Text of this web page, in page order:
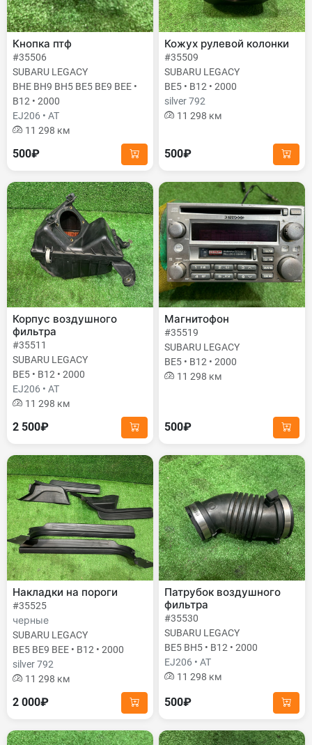
Кнопка птф
#35506
SUBARU LEGACY
BHE BH9 BH5 BE5 BE9 BEE •
B12 • 2000
EJ206 • AT
11 298 км
500₽
Кожух рулевой колонки
#35509
SUBARU LEGACY
BE5 • B12 • 2000
silver 792
11 298 км
500₽
Корпус воздушного
фильтра
#35511
SUBARU LEGACY
BE5 • B12 • 2000
EJ206 • AT
11 298 км
2 500₽
Магнитофон
#35519
SUBARU LEGACY
BE5 • B12 • 2000
11 298 км
500₽
Накладки на пороги
#35525
черные
SUBARU LEGACY
BE5 BE9 BEE • B12 • 2000
silver 792
11 298 км
2 000₽
Патрубок воздушного
фильтра
#35530
SUBARU LEGACY
BE5 BH5 • B12 • 2000
EJ206 • AT
11 298 км
500₽